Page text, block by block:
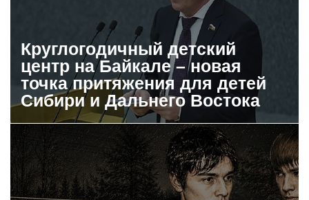
Круглогодичный детский
центр на Байкале – новая
точка притяжения для детей
Сибири и Дальнего Востока